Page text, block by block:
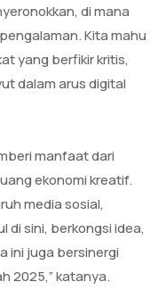
di mana
Kita mahu
yang berfikir kritis,
dalam arus digital
manfaat dari
ekonomi kreatif.
media sosial,
di sini, berkongsi idea,
ini juga bersinergi
2025,” katanya.